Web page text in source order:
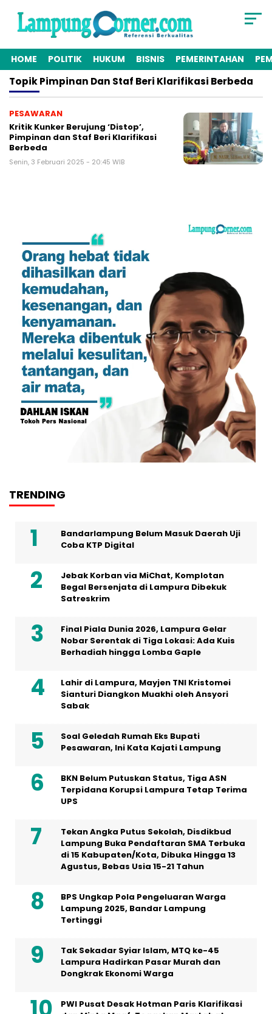
HOME POLITIK HUKUM BISNIS PEMERINTAHAN
TopikPimpinan Dan Staf Beri Klarifikasi Berbeda
PESAWARAN
Kritik Kunker Berujung ‘Distop’,
Pimpinan dan Staf Beri Klarifikasi
Berbeda
Senin, 3 Februari 2025 - 20:45 WIB
TRENDING
Bandarlampung Belum Masuk Daerah Uji
Coba KTP Digital
Jebak Korban via MiChat, Komplotan
Begal Bersenjata di Lampura Dibekuk
Satreskrim
Final Piala Dunia 2026, Lampura Gelar
Nobar Serentak di Tiga Lokasi: Ada Kuis
Berhadiah hingga Lomba Gaple
Lahir di Lampura, Mayjen TNI Kristomei
Sianturi Diangkon Muakhi oleh Ansyori
Sabak
Soal Geledah Rumah Eks Bupati
Pesawaran, Ini Kata Kajati Lampung
BKN Belum Putuskan Status, Tiga ASN
Terpidana Korupsi Lampura Tetap Terima
UPS
Tekan Angka Putus Sekolah, Disdikbud
Lampung Buka Pendaftaran SMA Terbuka
di 15 Kabupaten/Kota, Dibuka Hingga 13
Agustus, Bebas Usia 15-21 Tahun
BPS Ungkap Pola Pengeluaran Warga
Lampung 2025, Bandar Lampung
Tertinggi
Tak Sekadar Syiar Islam, MTQ ke-45
Lampura Hadirkan Pasar Murah dan
Dongkrak Ekonomi Warga
PWI Pusat Desak Hotman Paris Klarifikasi